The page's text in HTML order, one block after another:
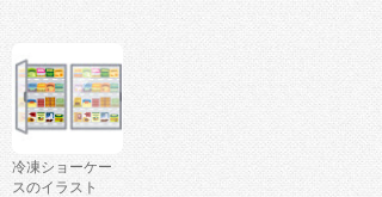
冷凍ショーケー
スのイラスト